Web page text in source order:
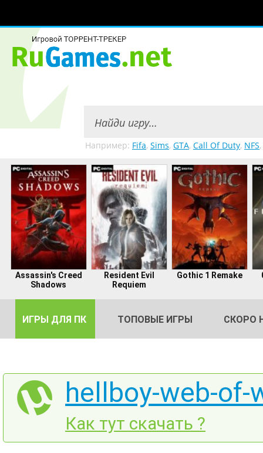
Например: Fifa, Sims, GTA, Call Of Duty, NFS,
Assassin's Creed
Shadows
Resident Evil
Requiem
Gothic 1 Remake
ИГРЫ ДЛЯ ПК ТОПОВЫЕ ИГРЫ СКОРО
hellboy-web-
Как тут скачать ?